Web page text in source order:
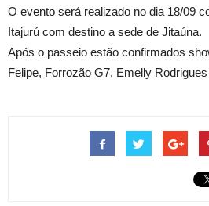
O evento será realizado no dia 18/09
Itajurú com destino a sede de Jitaúna.
Após o passeio estão confirmados
Felipe, Forrozão G7, Emelly